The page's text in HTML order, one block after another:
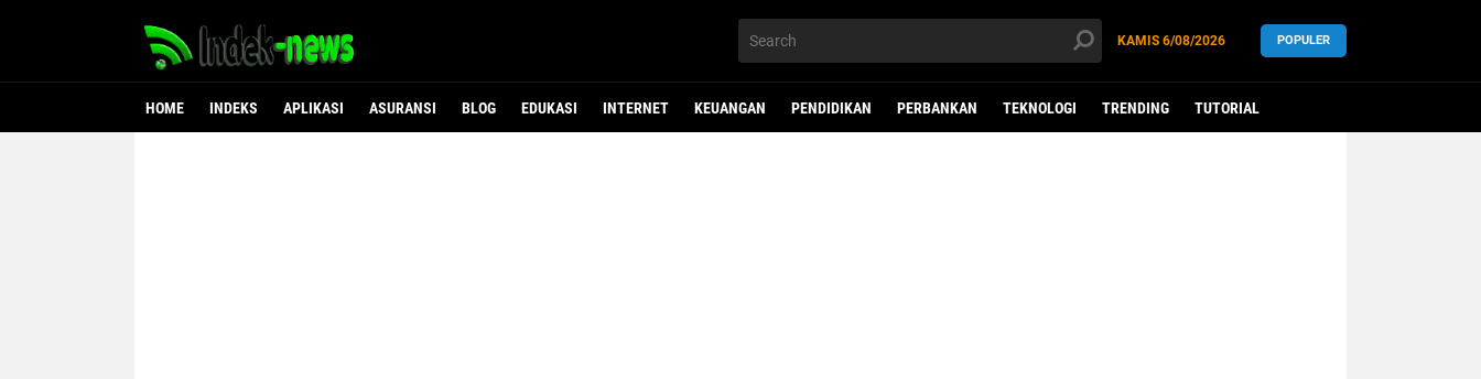
KAMIS 6/08/2026 POPULER
HOME INDEKS APLIKASI ASURANSI BLOG EDUKASI INTERNET KEUANGAN PENDIDIKAN PERBANKAN TEKNOLOGI TRENDING TUTORIAL